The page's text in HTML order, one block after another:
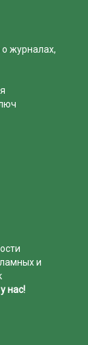
о журналах,
и
нас!